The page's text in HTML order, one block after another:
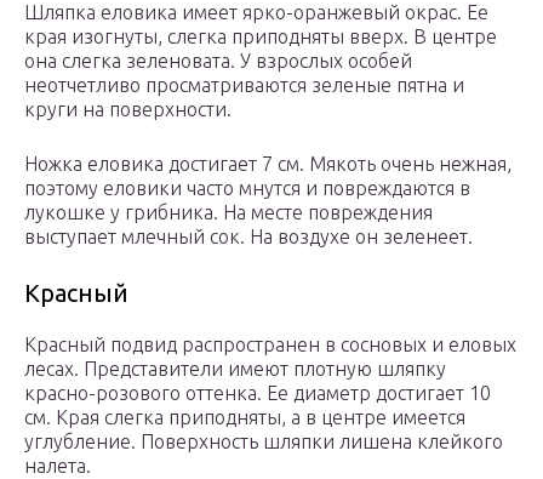
Шляпка еловика имеет ярко-оранжевый окрас. Ее
края изогнуты, слегка приподняты вверх. В центре
она слегка зеленовата. У взрослых особей
неотчетливо просматриваются зеленые пятна и
круги на поверхности.
Ножка еловика достигает 7 см. Мякоть очень нежная,
поэтому еловики часто мнутся и повреждаются в
лукошке у грибника. На месте повреждения
выступает млечный сок. На воздухе он зеленеет.
Красный
Красный подвид распространен в сосновых и еловых
лесах. Представители имеют плотную шляпку
красно-розового оттенка. Ее диаметр достигает 10
см. Края слегка приподняты, а в центре имеется
углубление. Поверхность шляпки лишена клейкого
налета.